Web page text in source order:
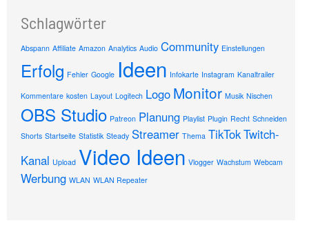
Schlagwörter
Abspann Affiliate Amazon Analytics Audio Community Einstellungen
Erfolg Fehler Google Ideen Infokarte Instagram Kanaltrailer
Kommentare kosten Layout Logitech Logo Monitor Musik Nischen
OBS Studio Patreon Planung Playlist Plugin Recht Schneiden
Shorts Startseite Statistik Steady Streamer Thema TikTokTwitch-
Kanal Upload Video Ideen Vlogger Wachstum Webcam
Werbung WLAN WLAN Repeater